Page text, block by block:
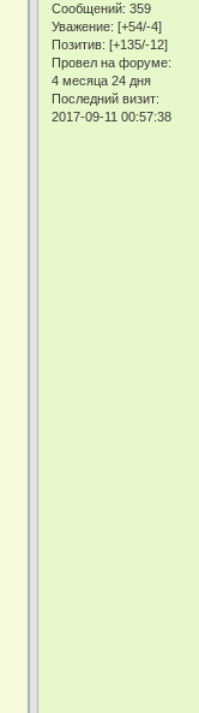
Сообщений: 359
Уважение: [+54/-4]
Позитив: [+135/-12]
Провел на форуме:
4 месяца 24 дня
Последний визит:
2017-09-11 00:57:38